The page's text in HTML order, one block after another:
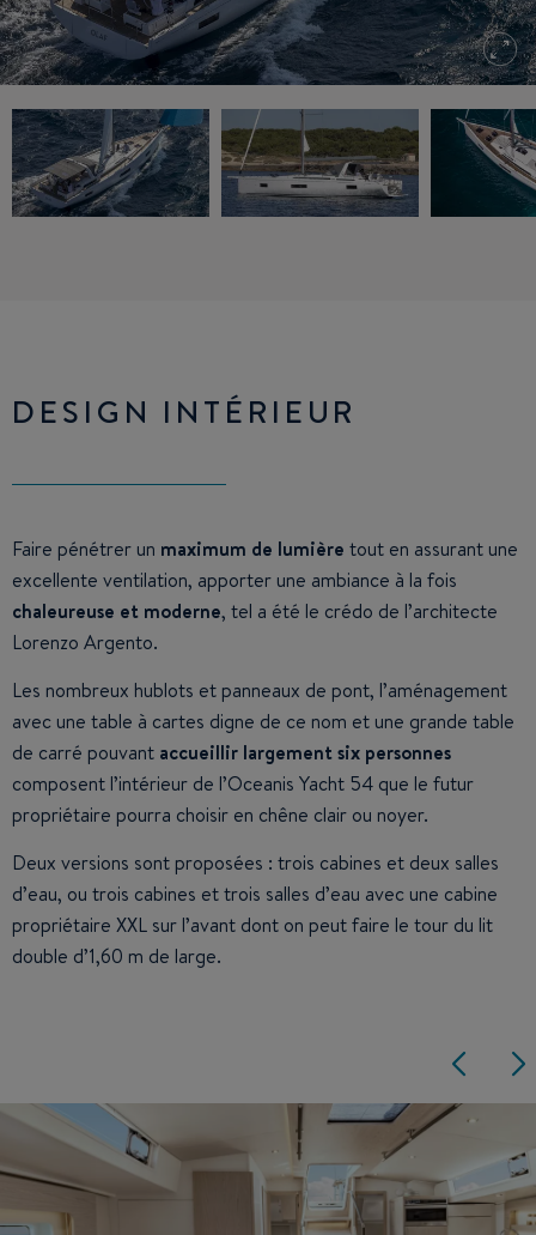
DESIGN INTÉRIEUR
Faire pénétrer un maximum de lumière tout en assurant une
excellente ventilation, apporter une ambiance à la fois
chaleureuse et moderne, tel a été le crédo de l’architecte
Lorenzo Argento.
Les nombreux hublots et panneaux de pont, l’aménagement
avec une table à cartes digne de ce nom et une grande table
de carré pouvant accueillir largement six personnes
composent l’intérieur de l’Oceanis Yacht 54 que le futur
propriétaire pourra choisir en chêne clair ou noyer.
Deux versions sont proposées : trois cabines et deux salles
d’eau, ou trois cabines et trois salles d’eau avec une cabine
propriétaire XXL sur l’avant dont on peut faire le tour du lit
double d’1,60 m de large.